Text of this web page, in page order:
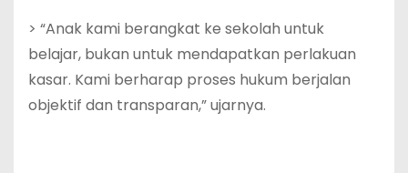
> “Anak kami berangkat ke sekolah untuk
belajar, bukan untuk mendapatkan perlakuan
kasar. Kami berharap proses hukum berjalan
objektif dan transparan,” ujarnya.